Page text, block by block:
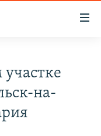
на-